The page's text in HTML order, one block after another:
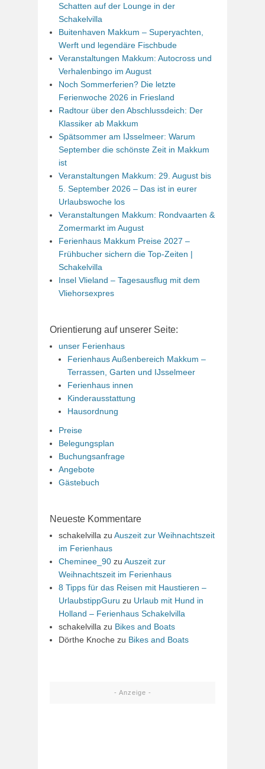
Schatten auf der Lounge in der
Schakelvilla
Buitenhaven Makkum – Superyachten,
Werft und legendäre Fischbude
Veranstaltungen Makkum: Autocross und
Verhalenbingo im August
Noch Sommerferien? Die letzte
Ferienwoche 2026 in Friesland
Radtour über den Abschlussdeich: Der
Klassiker ab Makkum
Spätsommer am IJsselmeer: Warum
September die schönste Zeit in Makkum
ist
Veranstaltungen Makkum: 29. August bis
5. September 2026 – Das ist in eurer
Urlaubswoche los
Veranstaltungen Makkum: Rondvaarten &
Zomermarkt im August
Ferienhaus Makkum Preise 2027 –
Frühbucher sichern die Top-Zeiten |
Schakelvilla
Insel Vlieland – Tagesausflug mit dem
Vliehorsexpres
Orientierung auf unserer Seite:
unser Ferienhaus
Ferienhaus Außenbereich Makkum –
Terrassen, Garten und IJsselmeer
Ferienhaus innen
Kinderausstattung
Hausordnung
Preise
Belegungsplan
Buchungsanfrage
Angebote
Gästebuch
Neueste Kommentare
schakelvilla zu Auszeit zur Weihnachtszeit
im Ferienhaus
Cheminee_90 zu Auszeit zur
Weihnachtszeit im Ferienhaus
8 Tipps für das Reisen mit Haustieren –
UrlaubstippGuru zu Urlaub mit Hund in
Holland – Ferienhaus Schakelvilla
schakelvilla zu Bikes and Boats
Dörthe Knoche zu Bikes and Boats
- Anzeige -